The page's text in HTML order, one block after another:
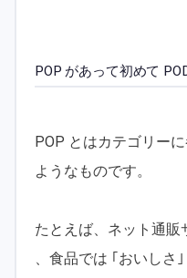
POP があって初めて
POP とはカテゴリー
ようなものです。
たとえば、ネット通販
、食品では ｢おいしさ